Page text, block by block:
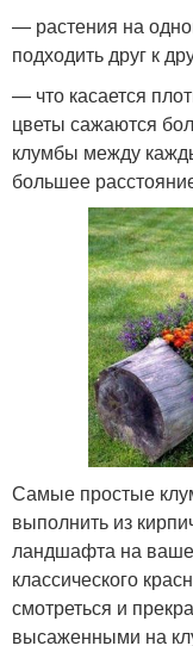
— растения на
подходить друг к
— что касается
цветы сажаются
клумбы между
большее
Самые простые
выполнить из
ландшафта на
классического
смотреться и
высаженными на